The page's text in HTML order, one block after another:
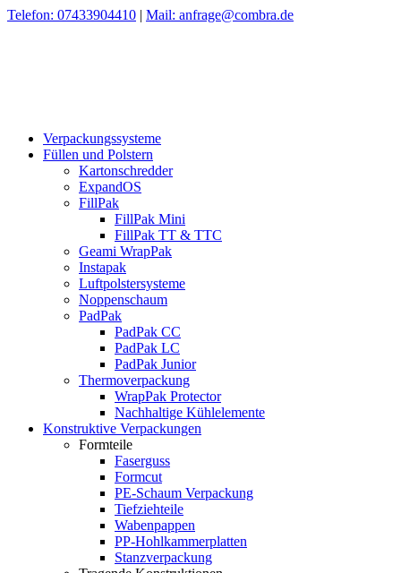
Telefon: 07433904410 | Mail: anfrage@combra.de
Verpackungssysteme
Füllen und Polstern
Kartonschredder
ExpandOS
FillPak
FillPak Mini
FillPak TT & TTC
Geami WrapPak
Instapak
Luftpolstersysteme
Noppenschaum
PadPak
PadPak CC
PadPak LC
PadPak Junior
Thermoverpackung
WrapPak Protector
Nachhaltige Kühlelemente
Konstruktive Verpackungen
Formteile
Faserguss
Formcut
PE-Schaum Verpackung
Tiefziehteile
Wabenpappen
PP-Hohlkammerplatten
Stanzverpackung